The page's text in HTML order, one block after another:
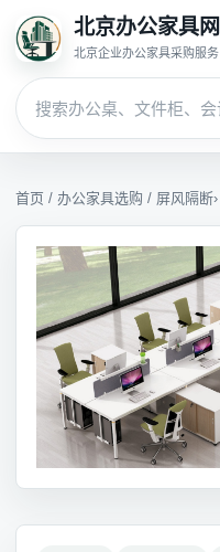
北京办公家具网
北京企业办公家具采购服务
首页 / 办公家具选购 / 屏风隔断›